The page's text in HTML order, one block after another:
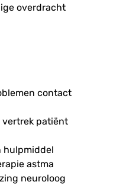
overdracht
contact
vertrek patiënt
hulpmiddel
astma
neuroloog